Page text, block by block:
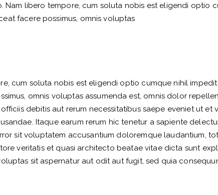
Nam libero tempore, cum soluta nobis est eligendi optio
facere possimus, omnis voluptas
cum soluta nobis est eligendi optio cumque nihil
omnis voluptas assumenda est, omnis dolor
debitis aut rerum necessitatibus saepe eveniet ut et
Itaque earum rerum hic tenetur a sapiente
sit voluptatem accusantium doloremque laudantium,
veritatis et quasi architecto beatae vitae dicta sunt
sit aspernatur aut odit aut fugit, sed quia